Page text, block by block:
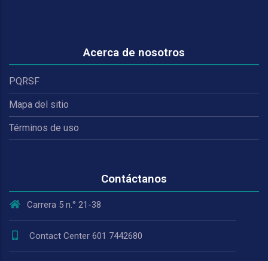
Acerca de nosotros
PQRSF
Mapa del sitio
Términos de uso
Contáctanos
Carrera 5 n.° 21-38
Contact Center 601 7442680